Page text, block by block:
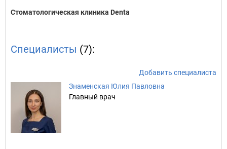
Стоматологическая клиника Denta
Специалисты (7):
Добавить специалиста
Знаменская Юлия Павловна
Главный врач